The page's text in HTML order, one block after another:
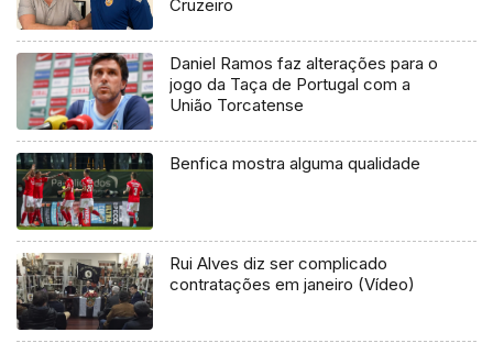
Cruzeiro
Daniel Ramos faz alterações para o
jogo da Taça de Portugal com a
União Torcatense
Benfica mostra alguma qualidade
Rui Alves diz ser complicado
contratações em janeiro (Vídeo)